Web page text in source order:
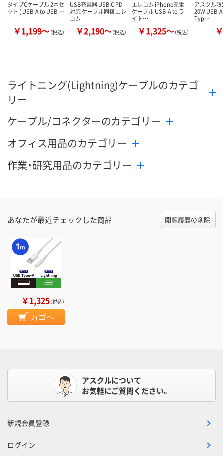
タイプCケーブル 2本セ
ット ( USB-A to USB-…
￥1,199～（税込）
USB充電器 USB-C PD
対応 ケーブル同梱 エレ
コム
￥2,190～（税込）
エレコム iPhone充電
ケーブル USB-A to ラ
イト…
￥1,325～（税込）
アスクル
20W USB-
Typ…
ライトニング(Lightning)ケーブルのカテゴ
リー
ケーブル/コネクターのカテゴリー
オフィス用品のカテゴリー
作業・研究用品のカテゴリー
あなたが最近チェックした商品 閲覧履歴の削除
￥1,325（税込）
カゴへ
アスクルについて
お気軽にご質問ください。
新規会員登録
ログイン